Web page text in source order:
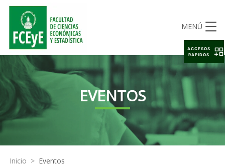
MENÚ
EVENTOS
Inicio > Eventos
ACCESOS
RAPIDOS